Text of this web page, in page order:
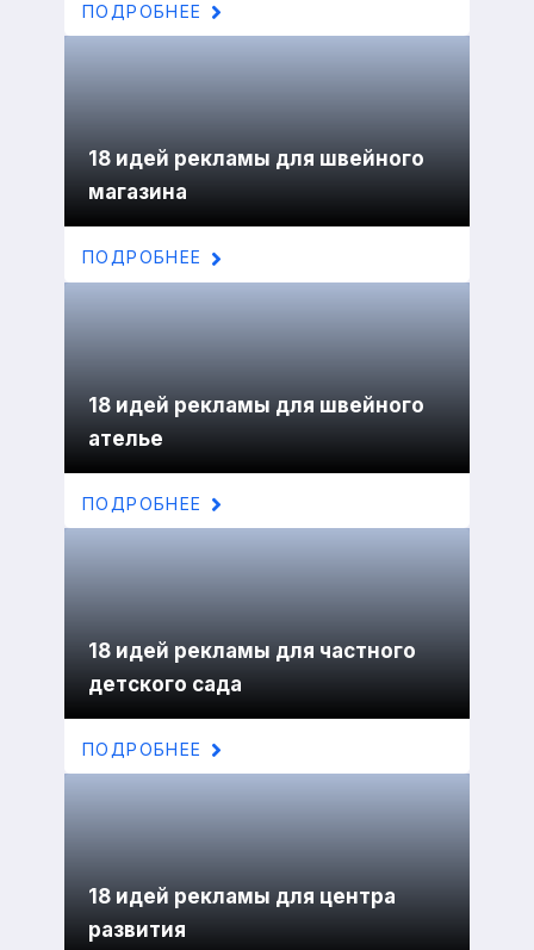
ПОДРОБНЕЕ
18 идей рекламы для швейного
магазина
ПОДРОБНЕЕ
18 идей рекламы для швейного
ателье
ПОДРОБНЕЕ
18 идей рекламы для частного
детского сада
ПОДРОБНЕЕ
18 идей рекламы для центра
развития